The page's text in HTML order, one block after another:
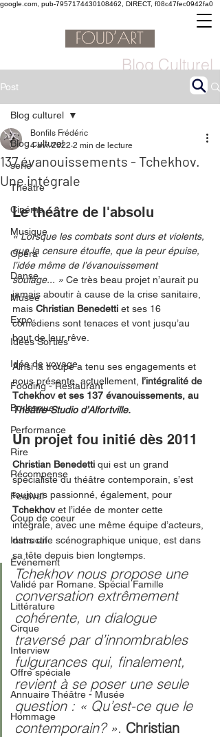
google.com, pub-7957174430108462, DIRECT, f08c47fec0942fa0
Blog Culturel
Post
Blog culturel
serie
Théâtre
Cinéma
Musique
Opéra
Danse
Musée
Expo
Idées Sorties
Idée de voyage
Fooding - Restaurant
Burlesque
Performance
Rire
Récompense
Festival
Coup de coeur
Instructif
Événement
Validé par Romane. Spécial Famille
Littérature
Cirque
Interview
Offre spéciale
Annuaire Théâtre - Musée
Hommage
Blog culturel
137 évanouissements - Tchekhov.
Une intégrale
Bonfils Frédéric
4 avr. 2022 2 min de lecture
Le théâtre de l'absolu
« Lorsque les combats sont durs et violents,
que la censure étouffe, que la peur épuise,
l’idée même de l’évanouissement
soulage... » Ce très beau projet n’aurait pu
jamais aboutir à cause de la crise sanitaire,
mais Christian Benedetti et ses 16
comédiens sont tenaces et vont jusqu’au
bout de leur rêve.
Ainsi la troupe a tenu ses engagements et
nous présente, actuellement, l’intégralité de
Tchekhov et ses 137 évanouissements, au
Théâtre-Studio d’Alfortville.
Un projet fou initié dès 2011
Christian Benedetti qui est un grand
spécialiste du théâtre contemporain, s’est
toujours passionné, également, pour
Tchekhov et l’idée de monter cette
intégrale, avec une même équipe d’acteurs,
dans une scénographique unique, est dans
sa tête depuis bien longtemps.
Tchekhov nous propose une
conversation extrêmement
cohérente, un dialogue
traversé par d’innombrables
fulgurances qui, finalement,
revient à se poser une seule
question : « Qu’est-ce que le
contemporain? ». Christian